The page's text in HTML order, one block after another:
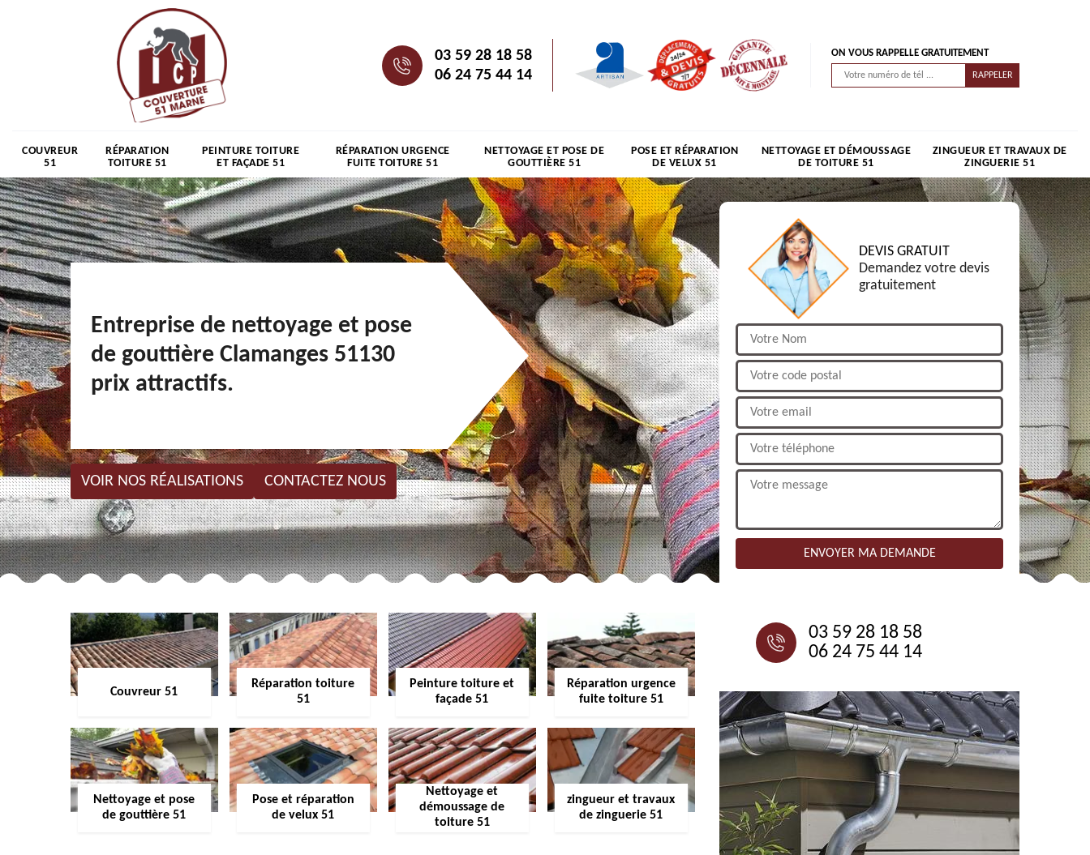
03 59 28 18 58
06 24 75 44 14
ON VOUS RAPPELLE GRATUITEMENT
COUVREUR
51
RÉPARATION
TOITURE 51
PEINTURE TOITURE
ET FAÇADE 51
RÉPARATION URGENCE
FUITE TOITURE 51
NETTOYAGE ET POSE DE
GOUTTIÈRE 51
POSE ET RÉPARATION
DE VELUX 51
NETTOYAGE ET DÉMOUSSAGE
DE TOITURE 51
ZINGUEUR ET TRAVAUX DE
ZINGUERIE 51
Entreprise de nettoyage et pose
de gouttière Clamanges 51130
prix attractifs.
VOIR NOS RÉALISATIONS CONTACTEZ NOUS
Couvreur 51
Réparation toiture
51
Peinture toiture et
façade 51
Réparation urgence
fuite toiture 51
Nettoyage et pose
de gouttière 51
Pose et réparation
de velux 51
Nettoyage et
démoussage de
toiture 51
zingueur et travaux
de zinguerie 51
DEVIS GRATUIT
Demandez votre devis
gratuitement
03 59 28 18 58
06 24 75 44 14